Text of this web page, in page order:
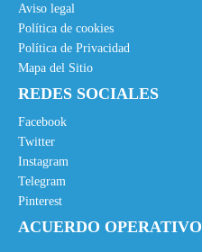
Aviso legal
Política de cookies
Política de Privacidad
Mapa del Sitio
REDES SOCIALES
Facebook
Twitter
Instagram
Telegram
Pinterest
ACUERDO OPERATIVO